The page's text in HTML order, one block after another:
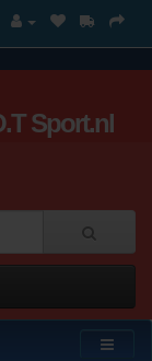
Sport.nl